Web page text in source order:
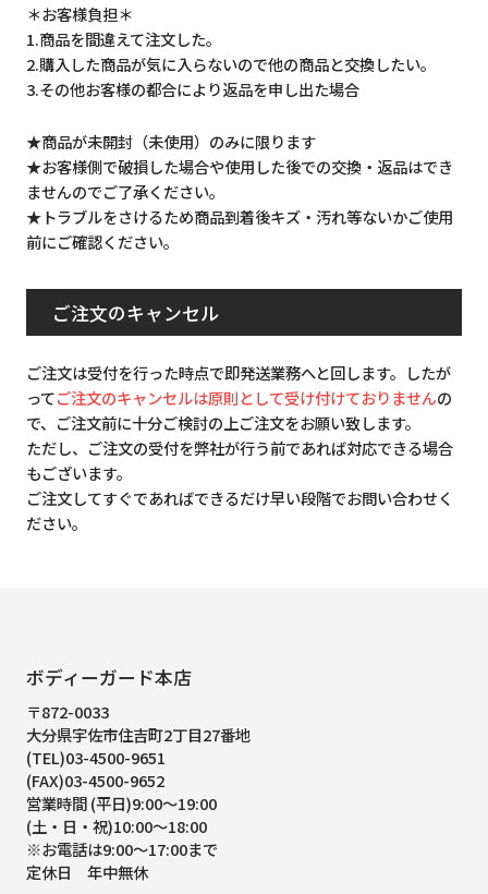
＊お客様負担＊
1.商品を間違えて注文した。
2.購入した商品が気に入らないので他の商品と交換したい。
3.その他お客様の都合により返品を申し出た場合
★商品が未開封（未使用）のみに限ります
★お客様側で破損した場合や使用した後での交換・返品はでき
ませんのでご了承ください。
★トラブルをさけるため商品到着後キズ・汚れ等ないかご使用
前にご確認ください。
ご注文のキャンセル
ご注文は受付を行った時点で即発送業務へと回します。したが
ってご注文のキャンセルは原則として受け付けておりませんの
で、ご注文前に十分ご検討の上ご注文をお願い致します。
ただし、ご注文の受付を弊社が行う前であれば対応できる場合
もございます。
ご注文してすぐであればできるだけ早い段階でお問い合わせく
ださい。
ボディーガード本店
〒872-0033
大分県宇佐市住吉町2丁目27番地
(TEL)03-4500-9651
(FAX)03-4500-9652
営業時間 (平日)9:00～19:00
(土・日・祝)10:00～18:00
※お電話は9:00～17:00まで
定休日 年中無休